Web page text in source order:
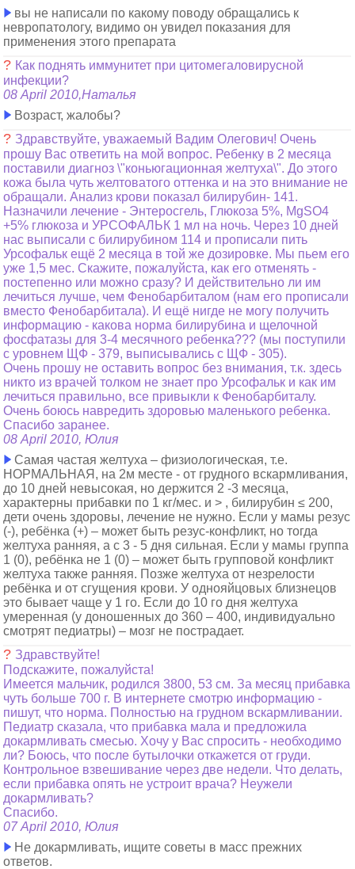
вы не написали по какому поводу обращались к
невропатологу, видимо он увидел показания для
применения этого препарата
? Как поднять иммунитет при цитомегаловирусной
инфекции?
08 April 2010,Наталья
Возраст, жалобы?
? Здравствуйте, уважаемый Вадим Олегович! Очень
прошу Вас ответить на мой вопрос. Ребенку в 2 месяца
поставили диагноз \"коньюгационная желтуха\". До этого
кожа была чуть желтоватого оттенка и на это внимание не
обращали. Анализ крови показал билирубин- 141.
Назначили лечение - Энтеросгель, Глюкоза 5%, MgSO4
+5% глюкоза и УРСОФАЛЬК 1 мл на ночь. Через 10 дней
нас выписали с билирубином 114 и прописали пить
Урсофальк ещё 2 месяца в той же дозировке. Мы пьем его
уже 1,5 мес. Скажите, пожалуйста, как его отменять -
постепенно или можно сразу? И действительно ли им
лечиться лучше, чем Фенобарбиталом (нам его прописали
вместо Фенобарбитала). И ещё нигде не могу получить
информацию - какова норма билирубина и щелочной
фосфатазы для 3-4 месячного ребенка??? (мы поступили
с уровнем ЩФ - 379, выписывались с ЩФ - 305).
Очень прошу не оставить вопрос без внимания, т.к. здесь
никто из врачей толком не знает про Урсофальк и как им
лечиться правильно, все привыкли к Фенобарбиталу.
Очень боюсь навредить здоровью маленького ребенка.
Спасибо заранее.
08 April 2010, Юлия
Самая частая желтуха – физиологическая, т.е.
НОРМАЛЬНАЯ, на 2м месте - от грудного вскармливания,
до 10 дней невысокая, но держится 2 -3 месяца,
характерны прибавки по 1 кг/мес. и > , билирубин ≤ 200,
дети очень здоровы, лечение не нужно. Если у мамы резус
(-), ребёнка (+) – может быть резус-конфликт, но тогда
желтуха ранняя, а с 3 - 5 дня сильная. Если у мамы группа
1 (0), ребёнка не 1 (0) – может быть групповой конфликт
желтуха также ранняя. Позже желтуха от незрелости
ребёнка и от сгущения крови. У однояйцовых близнецов
это бывает чаще у 1 го. Если до 10 го дня желтуха
умеренная (у доношенных до 360 – 400, индивидуально
смотрят педиатры) – мозг не пострадает.
? Здравствуйте!
Подскажите, пожалуйста!
Имеется мальчик, родился 3800, 53 см. За месяц прибавка
чуть больше 700 г. В интернете смотрю информацию -
пишут, что норма. Полностью на грудном вскармливании.
Педиатр сказала, что прибавка мала и предложила
докармливать смесью. Хочу у Вас спросить - необходимо
ли? Боюсь, что после бутылочки откажется от груди.
Контрольное взвешивание через две недели. Что делать,
если прибавка опять не устроит врача? Неужели
докармливать?
Спасибо.
07 April 2010, Юлия
Не докармливать, ищите советы в масс прежних
ответов.